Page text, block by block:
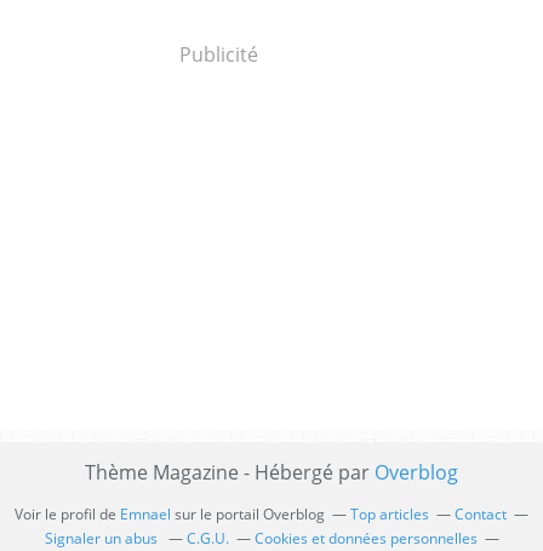
Publicité
Thème Magazine - Hébergé par Overblog
Voir le profil de Emnael sur le portail Overblog Top articles
Contact
Signaler un abus
C.G.U. Cookies et données personnelles